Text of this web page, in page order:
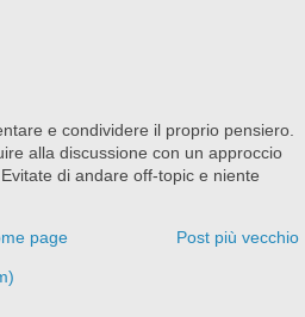
e condividere il proprio pensiero.
alla discussione con un approccio
di andare off-topic e niente
Post più vecchio
page